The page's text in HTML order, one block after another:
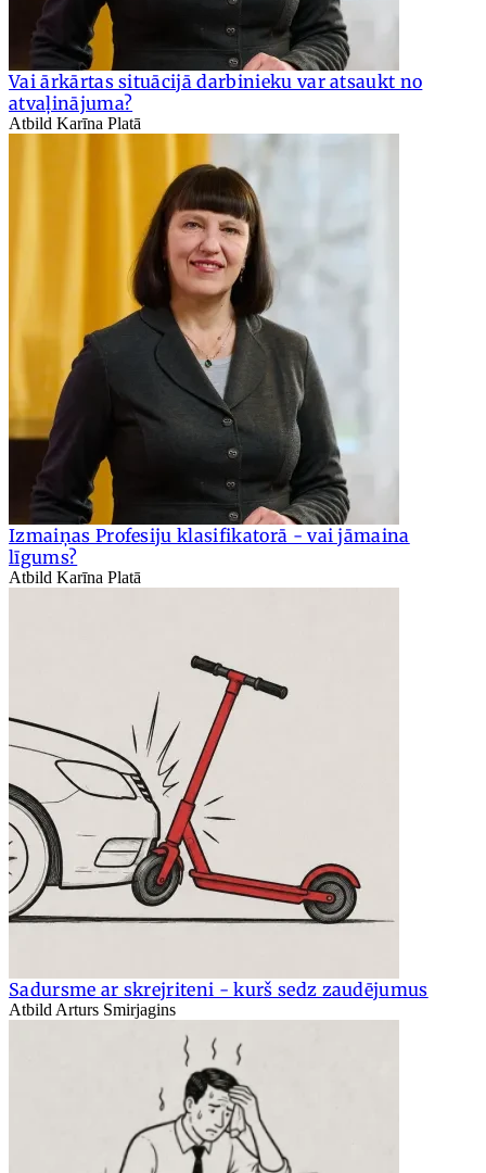
Vai ārkārtas situācijā darbinieku var atsaukt no
atvaļinājuma?
Atbild Karīna Platā
Izmaiņas Profesiju klasifikatorā - vai jāmaina
līgums?
Atbild Karīna Platā
Sadursme ar skrejriteni - kurš sedz zaudējumus
Atbild Arturs Smirjagins